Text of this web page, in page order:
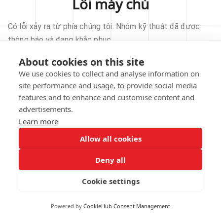
About cookies on this site
We use cookies to collect and analyse information on
site performance and usage, to provide social media
features and to enhance and customise content and
advertisements.
Learn more
Allow all cookies
Deny all
Cookie settings
Powered by CookieHub Consent Management
Lỗi máy chủ
Có lỗi xảy ra từ phía chúng tôi. Nhóm kỹ thuật đã được
thông báo và đang khắc phục.
THỬ LẠI
VỀ TRANG CHỦ
notified.